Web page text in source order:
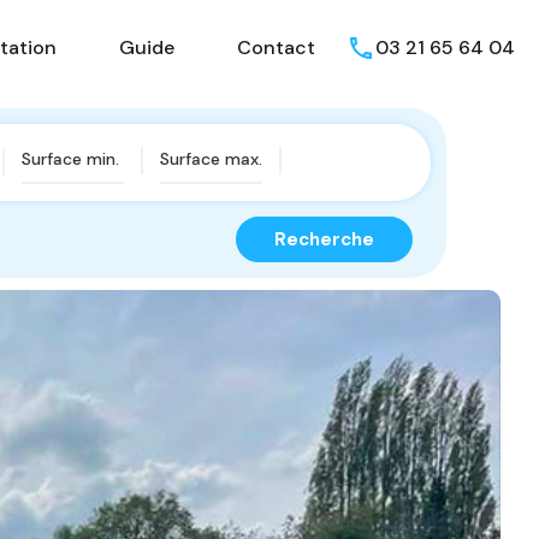
Présentation Guide Contact
Guide Contact 03 21 65 64 04
Recherche